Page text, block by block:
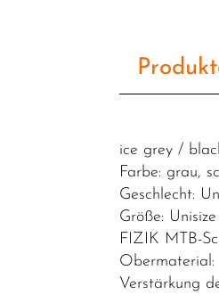
ice grey /
Farbe: grau,
Geschlecht:
Größe: Unisize
FIZIK MTB-
Obermaterial:
Verstärkung